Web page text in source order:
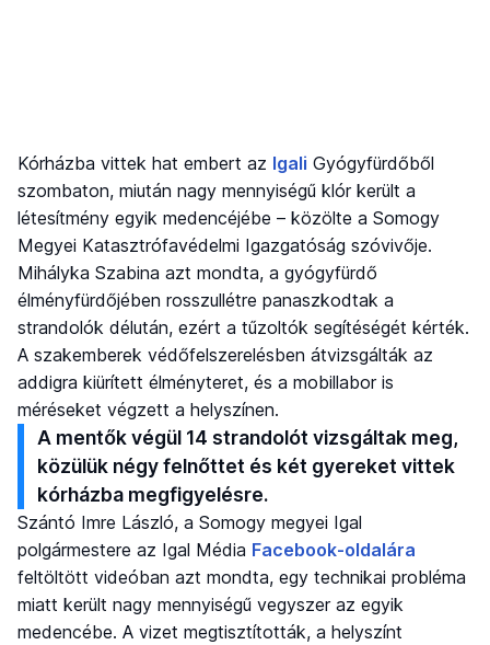
Kórházba vittek hat embert az Igali Gyógyfürdőből
szombaton, miután nagy mennyiségű klór került a
létesítmény egyik medencéjébe – közölte a Somogy
Megyei Katasztrófavédelmi Igazgatóság szóvivője.
Mihályka Szabina azt mondta, a gyógyfürdő
élményfürdőjében rosszullétre panaszkodtak a
strandolók délután, ezért a tűzoltók segítéségét kérték.
A szakemberek védőfelszerelésben átvizsgálták az
addigra kiürített élményteret, és a mobillabor is
méréseket végzett a helyszínen.
A mentők végül 14 strandolót vizsgáltak meg,
közülük négy felnőttet és két gyereket vittek
kórházba megfigyelésre.
Szántó Imre László, a Somogy megyei Igal
polgármestere az Igal Média Facebook-oldalára
feltöltött videóban azt mondta, egy technikai probléma
miatt került nagy mennyiségű vegyszer az egyik
medencébe. A vizet megtisztították, a helyszínt